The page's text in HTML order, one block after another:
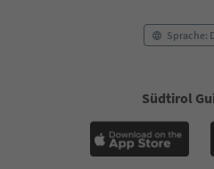
Sprache:
Südtirol